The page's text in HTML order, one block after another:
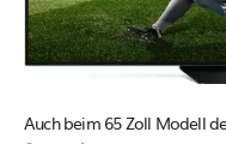
Auch beim 65 Zoll Modell